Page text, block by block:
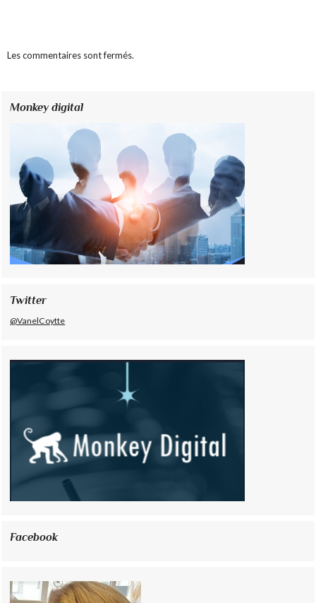
Les commentaires sont fermés.
Monkey digital
Twitter
@VanelCoytte
Facebook